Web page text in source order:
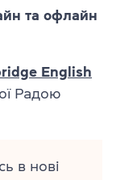
та офлайн
English
Радою
в нові